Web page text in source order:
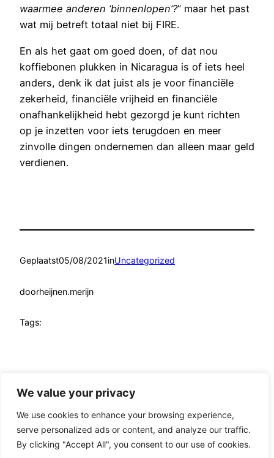
We value your privacy
We use cookies to enhance your browsing experience,
serve personalized ads or content, and analyze our traffic.
By clicking "Accept All", you consent to our use of cookies.
waarmee anderen ‘binnenlopen’?” maar het past
wat mij betreft totaal niet bij FIRE.
En als het gaat om goed doen, of dat nou
koffiebonen plukken in Nicaragua is of iets heel
anders, denk ik dat juist als je voor financiële
zekerheid, financiële vrijheid en financiële
onafhankelijkheid hebt gezorgd je kunt richten
op je inzetten voor iets terugdoen en meer
zinvolle dingen ondernemen dan alleen maar geld
verdienen.
Geplaatst05/08/2021inUncategorized
doorheijnen.merijn
Tags:
van F*ck You Money tot FIRE
FYMFIRE.com & van F*ck You Money tot FIRE ©